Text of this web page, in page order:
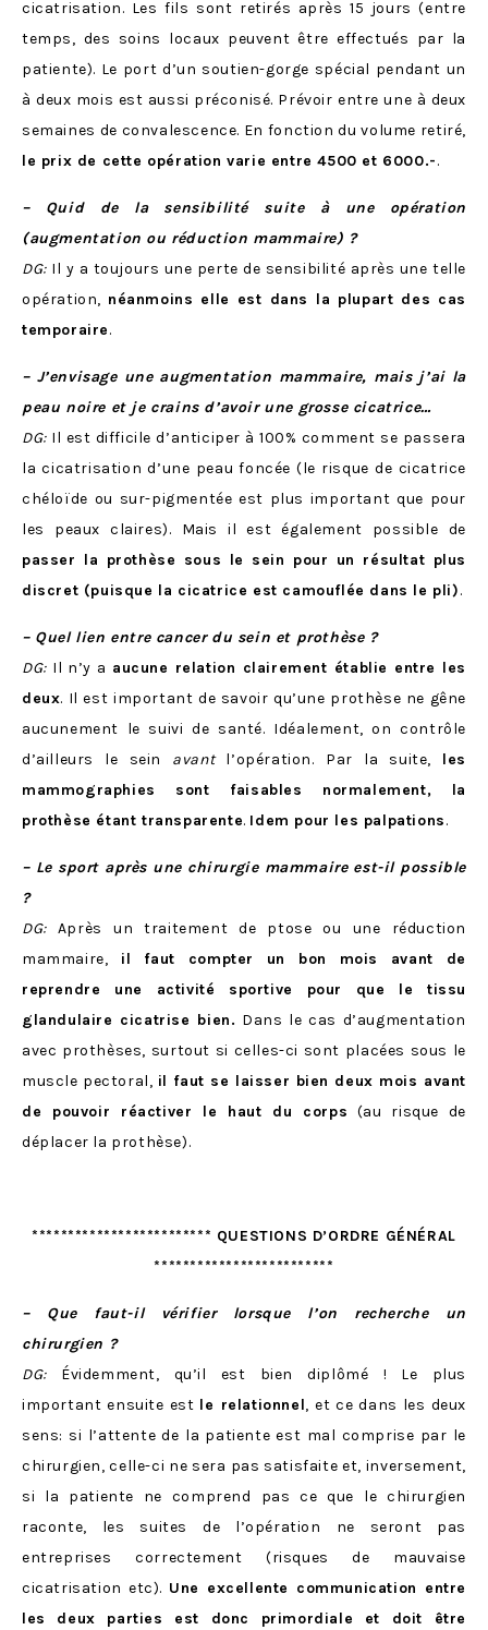
cicatrisation. Les fils sont retirés après 15 jours (entre
temps, des soins locaux peuvent être effectués par la
patiente). Le port d’un soutien-gorge spécial pendant un
à deux mois est aussi préconisé. Prévoir entre une à deux
semaines de convalescence. En fonction du volume retiré,
le prix de cette opération varie entre 4500 et 6000.-.
– Quid de la sensibilité suite à une opération
(augmentation ou réduction mammaire) ?
DG:Il y a toujours une perte de sensibilité après une telle
opération, néanmoins elle est dans la plupart des cas
temporaire.
– J’envisage une augmentation mammaire, mais j’ai la
peau noire et je crains d’avoir une grosse cicatrice…
DG: Il est difficile d’anticiper à 100% comment se passera
la cicatrisation d’une peau foncée (le risque de cicatrice
chéloïde ou sur-pigmentée est plus important que pour
les peaux claires). Mais il est également possible de
passer la prothèse sous le sein pour un résultat plus
discret (puisque la cicatrice est camouflée dans le pli).
– Quel lien entre cancer du sein et prothèse ?
DG:Il n’y a aucune relation clairement établie entre les
deux. Il est important de savoir qu’une prothèse ne gêne
aucunement le suivi de santé. Idéalement, on contrôle
d’ailleurs le sein avantl’opération. Par la suite, les
mammographies sont faisables normalement, la
prothèse étant transparente. Idem pour les palpations.
– Le sport après une chirurgie mammaire est-il possible
?
DG:Après un traitement de ptose ou une réduction
mammaire, il faut compter un bon mois avant de
reprendre une activité sportive pour que le tissu
glandulaire cicatrise bien. Dans le cas d’augmentation
avec prothèses, surtout si celles-ci sont placées sous le
muscle pectoral, il faut se laisser bien deux mois avant
de pouvoir réactiver le haut du corps (au risque de
déplacer la prothèse).
************************* QUESTIONS D’ORDRE GÉNÉRAL
*************************
– Que faut-il vérifier lorsque l’on recherche un
chirurgien ?
DG:Évidemment, qu’il est bien diplômé ! Le plus
important ensuite est le relationnel, et ce dans les deux
sens: si l’attente de la patiente est mal comprise par le
chirurgien, celle-ci ne sera pas satisfaite et, inversement,
si la patiente ne comprend pas ce que le chirurgien
raconte, les suites de l’opération ne seront pas
entreprises correctement (risques de mauvaise
cicatrisation etc). Une excellente communication entre
les deux parties est donc primordiale et doit être